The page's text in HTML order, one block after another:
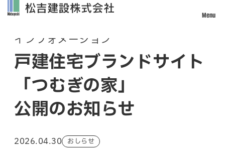
Menu
トップ
松吉建設について
事業案内
土木事業
建築・設計事業
戸建住宅事業
インフォメーション
戸建住宅ブランドサイト
「つむぎの家」
公開のお知らせ
2026.04.30 おしらせ